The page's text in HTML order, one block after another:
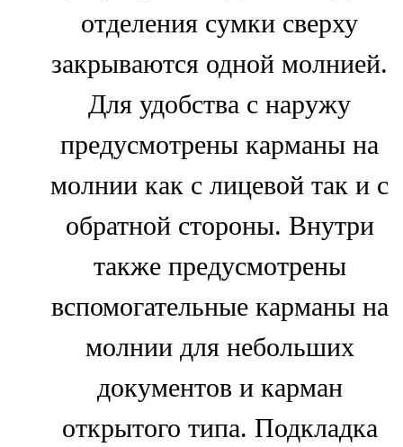
отделения сумки сверху
закрываются одной молнией.
Для удобства с наружу
предусмотрены карманы на
молнии как с лицевой так и с
обратной стороны. Внутри
также предусмотрены
вспомогательные карманы на
молнии для небольших
документов и карман
открытого типа. Подкладка